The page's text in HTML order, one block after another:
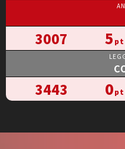
3007 5
3443 0